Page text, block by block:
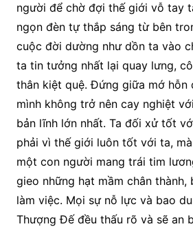
người để chờ đợi thế giới vỗ tay
ngọn đèn tự thắp sáng từ bên
cuộc đời dường như dồn ta vào
ta tin tưởng nhất lại quay lưng,
thân kiệt quệ. Đứng giữa mớ hỗn
mình không trở nên cay nghiệt
bản lĩnh lớn nhất. Ta đối xử tốt
phải vì thế giới luôn tốt với ta,
một con người mang trái tim
gieo những hạt mầm chân thành,
làm việc. Mọi sự nỗ lực và bao
Thượng Đế đều thấu rõ và sẽ an